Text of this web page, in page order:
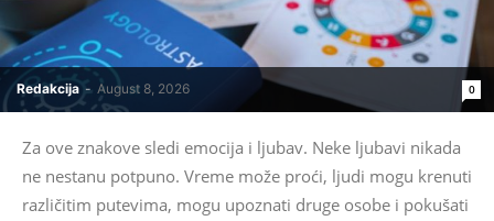
Redakcija - August 8, 2026 0
Za ove znakove sledi emocija i ljubav. Neke ljubavi nikada
ne nestanu potpuno. Vreme može proći, ljudi mogu krenuti
različitim putevima, mogu upoznati druge osobe i pokušati